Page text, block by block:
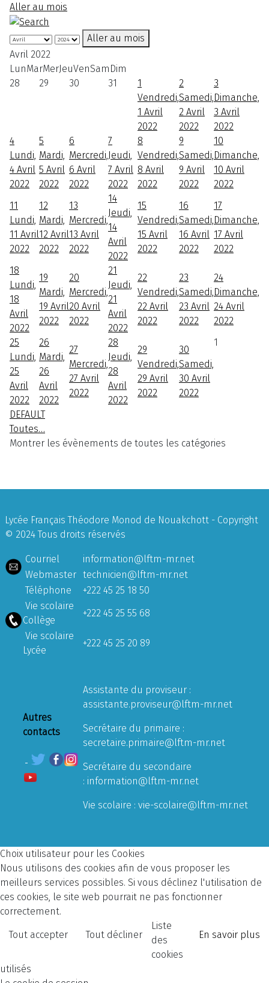
Aller au mois
Aller au mois
Avril 2022
LunMarMerJeuVenSam Dim
28
29 30 31
1
Vendredi,
1 Avril
2022
2
Samedi,
2 Avril
2022
3
Dimanche,
3 Avril
2022
4
Lundi,
4 Avril
2022
5
Mardi,
5 Avril
2022
6
Mercredi,
6 Avril
2022
7
Jeudi,
7 Avril
2022
8
Vendredi,
8 Avril
2022
9
Samedi,
9 Avril
2022
10
Dimanche,
10 Avril
2022
11
Lundi,
11 Avril
2022
12
Mardi,
12 Avril
2022
13
Mercredi,
13 Avril
2022
14
Jeudi,
14
Avril
2022
15
Vendredi,
15 Avril
2022
16
Samedi,
16 Avril
2022
17
Dimanche,
17 Avril
2022
18
Lundi,
18
Avril
2022
19
Mardi,
19 Avril
2022
20
Mercredi,
20 Avril
2022
21
Jeudi,
21
Avril
2022
22
Vendredi,
22 Avril
2022
23
Samedi,
23 Avril
2022
24
Dimanche,
24 Avril
2022
25
Lundi,
25
Avril
2022
26
Mardi,
26
Avril
2022
27
Mercredi,
27 Avril
2022
28
Jeudi,
28
Avril
2022
29
Vendredi,
29 Avril
2022
30
Samedi,
30 Avril
2022
1
DEFAULT
Toutes…
Montrer les évènements de toutes les catégories
Lycée Français Théodore Monod de Nouakchott - Copyright
© 2024 Tous droits réservés
Courriel
information@lftm-mr.net
Webmaster technicien@lftm-mr.net
Téléphone
+222 45 25 18 50
Vie scolaire
Collège
+222 45 25 55 68
Vie scolaire
Lycée
+222 45 25 20 89
Autres
contacts
Assistante du proviseur :
assistante.proviseur@lftm-mr.net
Secrétaire du primaire :
secretaire.primaire@lftm-mr.net
Secrétaire du secondaire
: information@lftm-mr.net
Vie scolaire : vie-scolaire@lftm-mr.net
Choix utilisateur pour les Cookies
Nous utilisons des cookies afin de vous proposer les
meilleurs services possibles. Si vous déclinez l'utilisation de
ces cookies, le site web pourrait ne pas fonctionner
correctement.
Tout accepter Tout décliner En savoir plus
Liste
des
cookies
utilisés